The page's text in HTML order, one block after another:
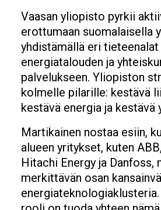
Vaasan yliopisto pyrkii
erottumaan suomalaisella
yhdistämällä eri tieteenalat
energiatalouden ja
palvelukseen. Yliopiston
kolmelle pilarille: kestävä
kestävä energia ja kestävä
Martikainen nostaa esiin,
alueen yritykset, kuten
Hitachi Energy ja Danfoss,
merkittävän osan